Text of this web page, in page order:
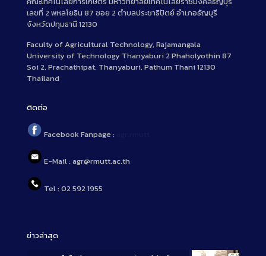
เลขที่ 2 พหลโยธิน 87 ซอย 2 ตำบลประชาธิปัตย์ อำเภอธัญบุรี
จังหวัดปทุมธานี 12130
Faculty of Agricultural Technology, Rajamangala
University of Technology Thanyaburi 2 Phaholyothin 87
Soi 2, Prachathipat, Thanyaburi, Pathum Thani 12130
Thailand
ติดต่อ
Facebook Fanpage :
E-Mail : agr@rmutt.ac.th
Tel : 02 592 1955
ข่าวล่าสุด